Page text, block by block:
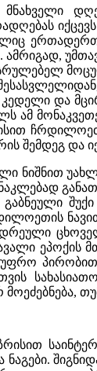
მნახველი
და
ამ
შემდეგ და
ნიშნით
ეპოქის
უფრო
ნაგები.